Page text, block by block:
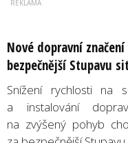
Nové dopravní
bezpečnější Stupavu
Snížení rychlosti na
a instalování
na zvýšený pohyb